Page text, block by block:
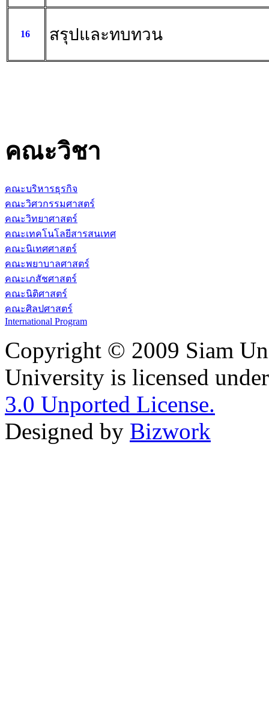
16 สรุปและทบทวน
คณะวิชา
คณะบริหารธุรกิจ
คณะวิศวกรรมศาสตร์
คณะวิทยาศาสตร์
คณะเทคโนโลยีสารสนเทศ
คณะนิเทศศาสตร์
คณะพยาบาลศาสตร์
คณะเภสัชศาสตร์
คณะนิติศาสตร์
คณะศิลปศาสตร์
International Program
Copyright © 2009 Siam
University is licensed
3.0 Unported License.
Designed by Bizwork